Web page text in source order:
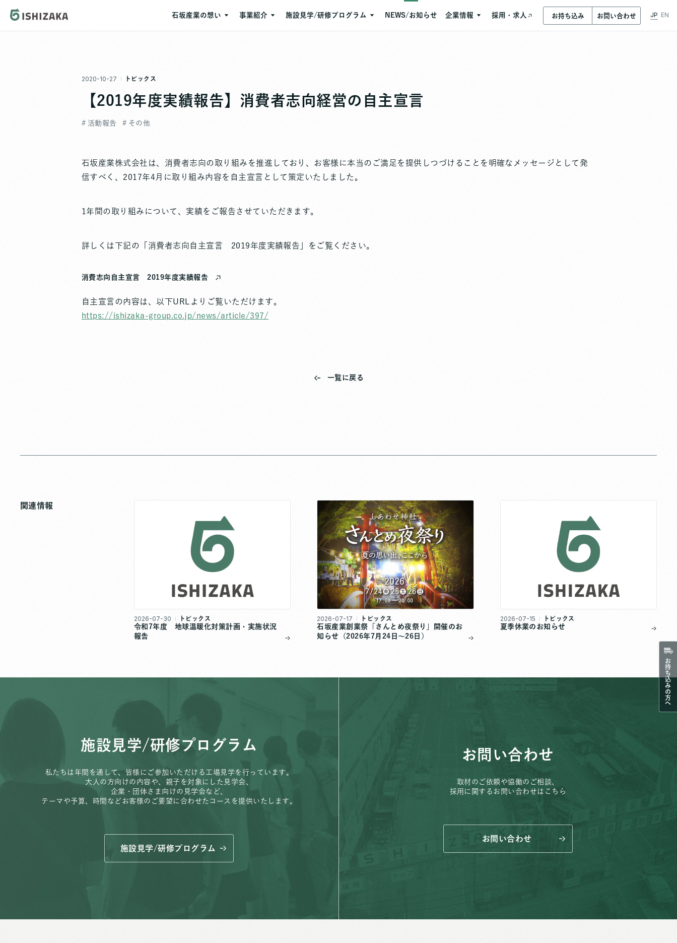
JP EN
石坂産業の想い 事業紹介
環境教育
施設見学/研修プログラム NEWS/お知らせ 企業情報
ロケーションサービス
採用・求人 お持ち込み お問い合わせ
2020-10-27 トピックス
【2019年度実績報告】消費者志向経営の自主宣言
# 活動報告 # その他
石坂産業株式会社は、消費者志向の取り組みを推進しており、お客様に本当のご満足を提供しつづけることを明確なメッセージとして発
信すべく、2017年4月に取り組み内容を自主宣言として策定いたしました。
1年間の取り組みについて、実績をご報告させていただきます。
詳しくは下記の「消費者志向自主宣言 2019年度実績報告」をご覧ください。
消費志向自主宣言 2019年度実績報告
自主宣言の内容は、以下URLよりご覧いただけます。
https://ishizaka-group.co.jp/news/article/397/
一覧に戻る
関連情報
2026-07-30 トピックス
令和7年度 地球温暖化対策計画・実施状況
報告
2026-07-17 トピックス
石坂産業創業祭「さんとめ夜祭り」開催のお
知らせ（2026年7月24日～26日）
2026-07-15 トピックス
夏季休業のお知らせ
施設見学/研修プログラム
私たちは年間を通して、皆様にご参加いただける工場見学を行っています。
大人の方向けの内容や、親子を対象にした見学会、
企業・団体さま向けの見学会など、
テーマや予算、時間などお客様のご要望に合わせたコースを提供いたします。
施設見学/研修プログラム
お問い合わせ
取材のご依頼や協働のご相談、
採用に関するお問い合わせはこちら
お問い合わせ
お持ち込みの方へ